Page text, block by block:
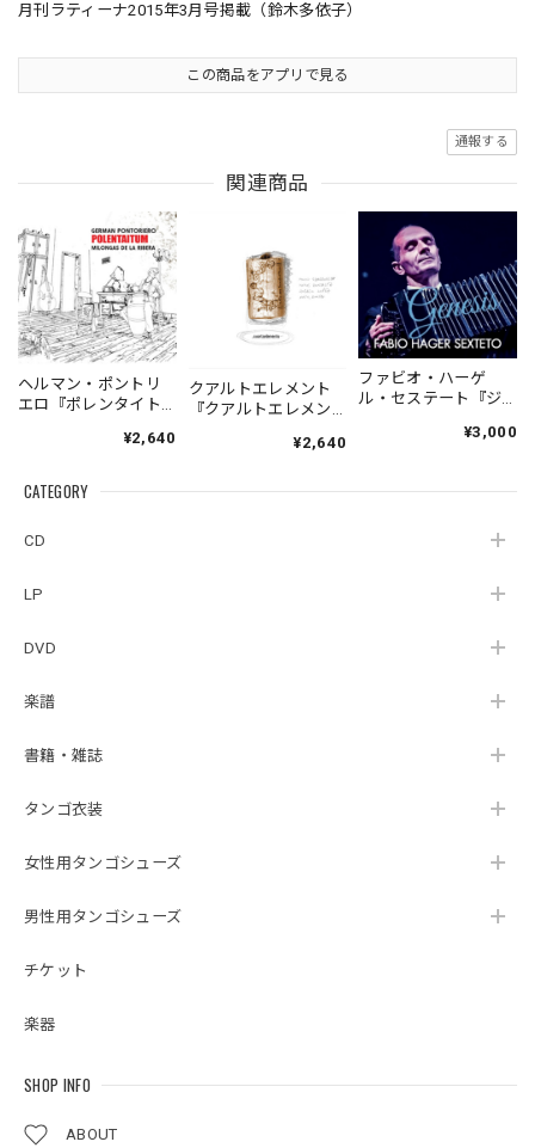
CATEGORY
CD
LP
DVD
楽譜
書籍・雑誌
タンゴ衣装
女性用タンゴシューズ
男性用タンゴシューズ
チケット
楽器
SHOP INFO
ABOUT
月刊ラティーナ2015年3月号掲載（鈴木多依子）
この商品をアプリで見る
通報する
関連商品
ヘルマン・ポントリ
エロ『ポレンタイト
Pontoriero『POLENT
la Ribera』
¥2,640
クアルトエレメント
『クアルトエレメン
Cuartoelemento『Cu
（007RECORDS-27）
¥2,640
ファビオ・ハーゲ
ル・セステート『ジ
¥3,000